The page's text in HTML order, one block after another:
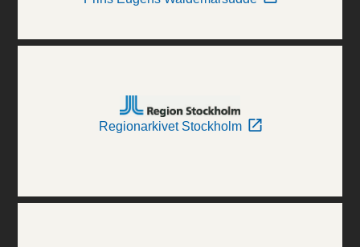
Regionarkivet Stockholm